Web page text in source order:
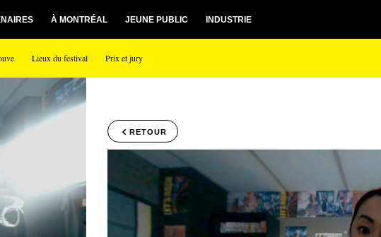
Lieux du festival Prix et jury
À MONTRÉAL JEUNE PUBLIC INDUSTRIE
RETOUR